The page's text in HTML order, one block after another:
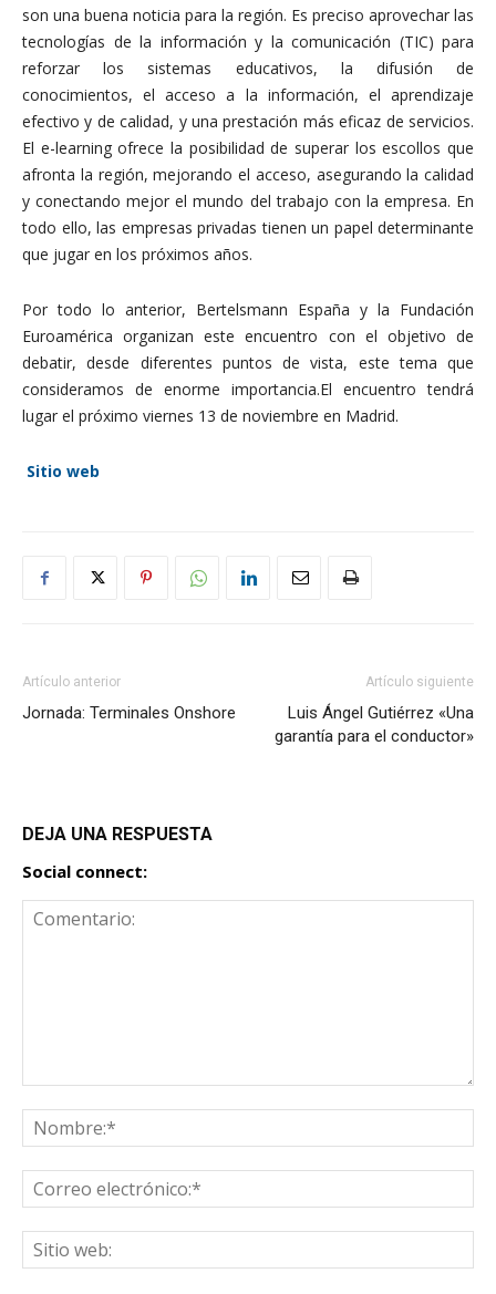
son una buena noticia para la región. Es preciso aprovechar las
tecnologías de la información y la comunicación (TIC) para
reforzar los sistemas educativos, la difusión de
conocimientos, el acceso a la información, el aprendizaje
efectivo y de calidad, y una prestación más eficaz de servicios.
El e-learning ofrece la posibilidad de superar los escollos que
afronta la región, mejorando el acceso, asegurando la calidad
y conectando mejor el mundo del trabajo con la empresa. En
todo ello, las empresas privadas tienen un papel determinante
que jugar en los próximos años.
Por todo lo anterior, Bertelsmann España y la Fundación
Euroamérica organizan este encuentro con el objetivo de
debatir, desde diferentes puntos de vista, este tema que
consideramos de enorme importancia.El encuentro tendrá
lugar el próximo viernes 13 de noviembre en Madrid.
Sitio web
Artículo anterior
Jornada: Terminales Onshore
Artículo siguiente
Luis Ángel Gutiérrez «Una
garantía para el conductor»
DEJA UNA RESPUESTA
Social connect: